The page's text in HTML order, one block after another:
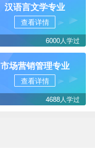
汉语言文学专业
查看详情
6000人学过
市场营销管理专业
查看详情
4688人学过